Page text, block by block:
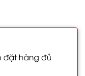
đặt hàng đủ